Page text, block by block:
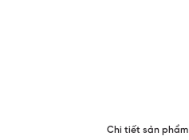
Chi tiết sản phẩm